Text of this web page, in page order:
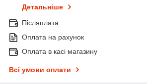
Детальніше
Післяплата
Оплата на рахунок
Оплата в касі магазину
Всі умови оплати